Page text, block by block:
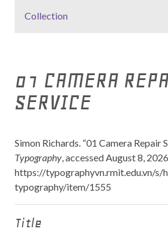
Collection
01 CAMERA
SERVICE
Simon Richards. “01 Camera Repair
Typography, accessed August 8,
https://typographyvn.rmit.edu.vn/s/
typography/item/1555
Title